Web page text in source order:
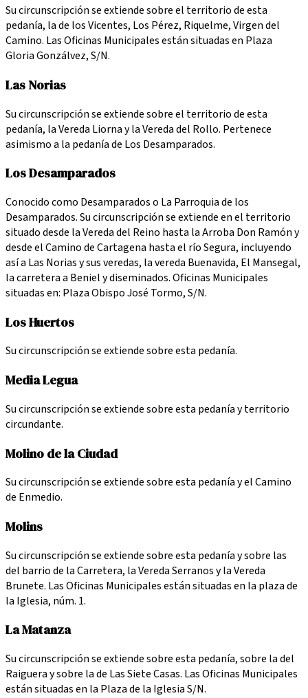
Su circunscripción se extiende sobre el territorio de esta
pedanía, la de los Vicentes, Los Pérez, Riquelme, Virgen del
Camino. Las Oficinas Municipales están situadas en Plaza
Gloria Gonzálvez, S/N.
Las Norias
Su circunscripción se extiende sobre el territorio de esta
pedanía, la Vereda Liorna y la Vereda del Rollo. Pertenece
asimismo a la pedanía de Los Desamparados.
Los Desamparados
Conocido como Desamparados o La Parroquia de los
Desamparados. Su circunscripción se extiende en el territorio
situado desde la Vereda del Reino hasta la Arroba Don Ramón y
desde el Camino de Cartagena hasta el río Segura, incluyendo
así a Las Norias y sus veredas, la vereda Buenavida, El Mansegal,
la carretera a Beniel y diseminados. Oficinas Municipales
situadas en: Plaza Obispo José Tormo, S/N.
Los Huertos
Su circunscripción se extiende sobre esta pedanía.
Media Legua
Su circunscripción se extiende sobre esta pedanía y territorio
circundante.
Molino de la Ciudad
Su circunscripción se extiende sobre esta pedanía y el Camino
de Enmedio.
Molins
Su circunscripción se extiende sobre esta pedanía y sobre las
del barrio de la Carretera, la Vereda Serranos y la Vereda
Brunete. Las Oficinas Municipales están situadas en la plaza de
la Iglesia, núm. 1.
La Matanza
Su circunscripción se extiende sobre esta pedanía, sobre la del
Raiguera y sobre la de Las Siete Casas. Las Oficinas Municipales
están situadas en la Plaza de la Iglesia S/N.